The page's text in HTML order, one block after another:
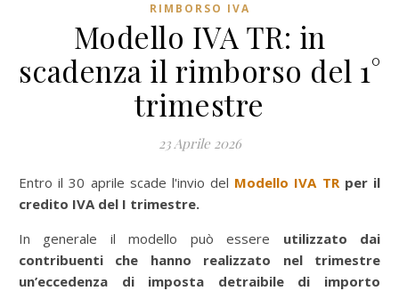
RIMBORSO IVA
Modello IVA TR: in
scadenza il rimborso del 1°
trimestre
23 Aprile 2026
Entro il 30 aprile scade l'invio del Modello IVA TR per il
credito IVA del I trimestre.
In generale il modello può essere utilizzato dai
contribuenti che hanno realizzato nel trimestre
un’eccedenza di imposta detraibile di importo